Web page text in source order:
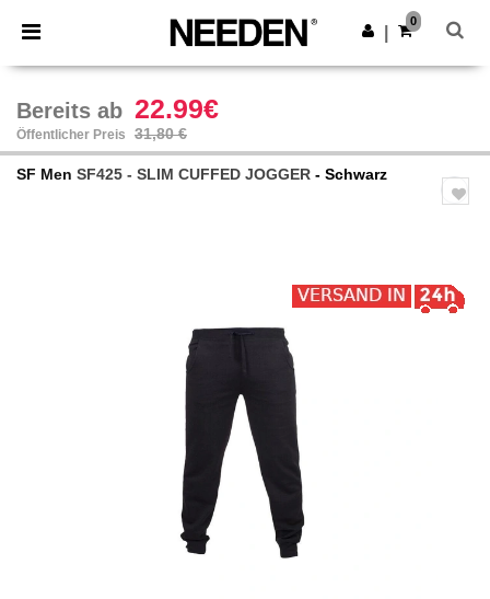
× Needen App
Bessere Preise in der App!
App holen
0
Bereits ab 22.99€
Öffentlicher Preis 31,80 €
SF Men SF425 - SLIM CUFFED JOGGER - Schwarz